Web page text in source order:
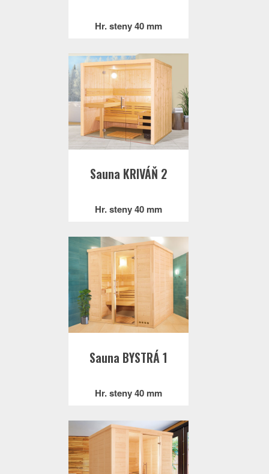
Hr. steny 40 mm
Sauna KRIVÁŇ 2
Hr. steny 40 mm
Sauna BYSTRÁ 1
Hr. steny 40 mm